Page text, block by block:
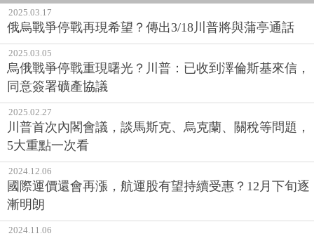
2025.03.17
俄烏戰爭停戰再現希望？傳出3/18川普將與蒲亭通話
2025.03.05
烏俄戰爭停戰重現曙光？川普：已收到澤倫斯基來信，
同意簽署礦產協議
2025.02.27
川普首次內閣會議，談馬斯克、烏克蘭、關稅等問題，
5大重點一次看
2024.12.06
國際運價還會再漲，航運股有望持續受惠？12月下旬逐
漸明朗
2024.11.06